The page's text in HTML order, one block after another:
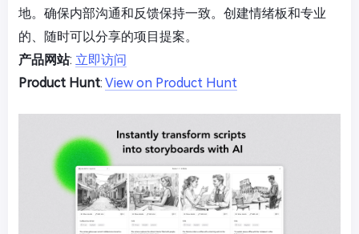
地。确保内部沟通和反馈保持一致。创建情绪板和专业
的、随时可以分享的项目提案。
产品网站: 立即访问
Product Hunt: View on Product Hunt